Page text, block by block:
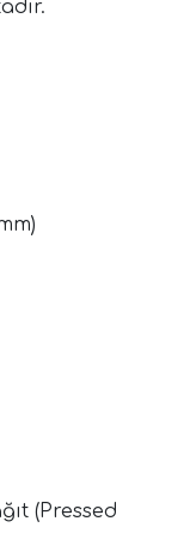
(Pressed